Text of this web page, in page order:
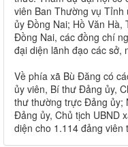
viên Ban Thường vụ Tỉnh
ủy Đồng Nai; Hồ Văn Hà,
Đồng Nai, các đồng chí
đại diện lãnh đạo các sở,
Về phía xã Bù Đăng có
ủy viên, Bí thư Đảng ủy,
thư thường trực Đảng ủy;
Đảng ủy, Chủ tịch UBND
diện cho 1.114 đảng